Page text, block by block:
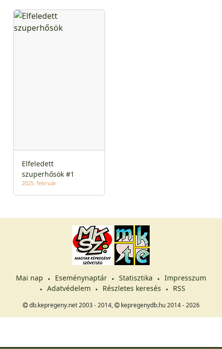
Elfeledett
szuperhősök #1
2025. február
Mai nap Eseménynaptár Statisztika
Impresszum
Adatvédelem
Részletes keresés RSS
db.kepregeny.net 2003 - 2014, kepregenydb.hu 2014 - 2026